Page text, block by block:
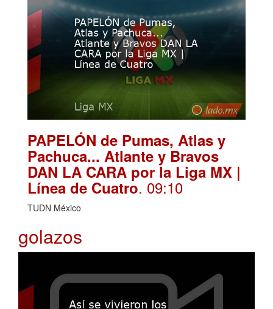
PAPELÓN de Pumas, Atlas y
Pachuca... Atlante y Bravos
DAN LA CARA por la Liga MX |
Línea de Cuatro. 09:10
TUDN México
golazos